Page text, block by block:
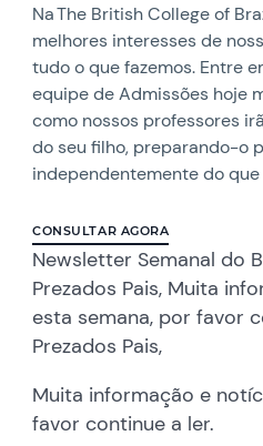
Na The British College of
melhores interesses de
tudo o que fazemos. Entre
equipe de Admissões hoje
como nossos professores
do seu filho, preparando-o
independentemente do
CONSULTAR AGORA
Newsletter Semanal do
Prezados Pais, Muita
esta semana, por favor
Prezados Pais,
Muita informação e
favor continue a ler.